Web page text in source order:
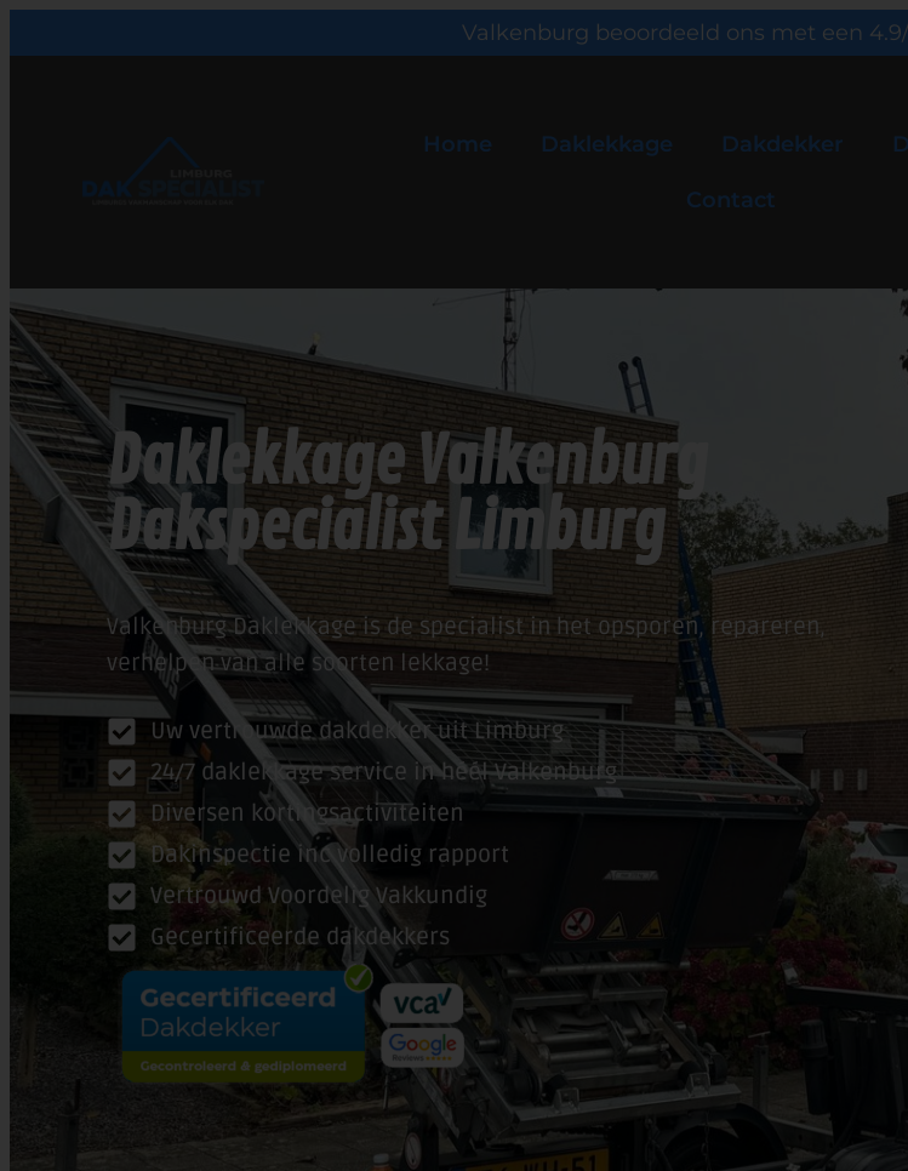
Valkenburg beoordeeld ons met een
Home Daklekkage Dakdekker
Contact
Daklekkage Valkenburg
Dakspecialist Limburg
Valkenburg Daklekkage is de specialist in het opsporen, repareren,
verhelpen van alle soorten lekkage!
Uw vertrouwde dakdekker uit Limburg
24/7 daklekkage service in héél Valkenburg
Diversen kortingsactiviteiten
Dakinspectie inc volledig rapport
Vertrouwd Voordelig Vakkundig
Gecertificeerde dakdekkers